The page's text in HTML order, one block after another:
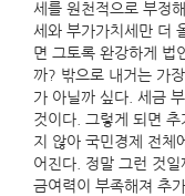
세를 원천적으로 부정
세와 부가가치세만 더
면 그토록 완강하게 법
까? 밖으로 내거는 가
가 아닐까 싶다. 세금
것이다. 그렇게 되면
지 않아 국민경제 전체
어진다. 정말 그런 것
금여력이 부족해져 추